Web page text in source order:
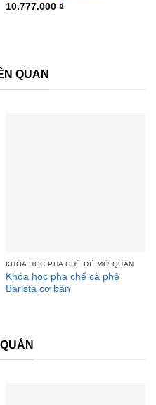
10.777.000 ₫
QUAN
KHÓA HỌC PHA CHẾ ĐỂ MỞ QUÁN
Khóa học pha chế cà phê
Barista cơ bản